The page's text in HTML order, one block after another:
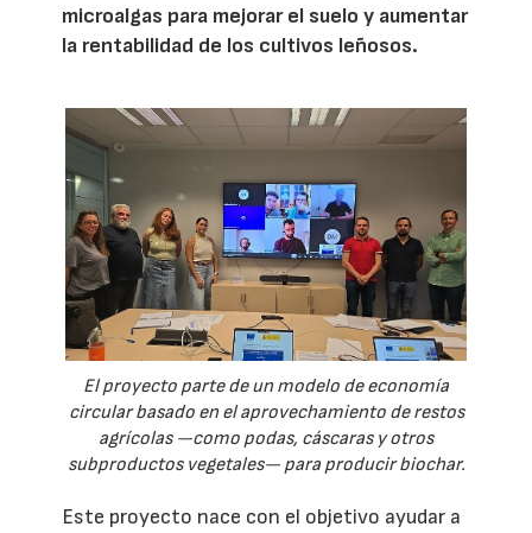
microalgas para mejorar el suelo y aumentar
la rentabilidad de los cultivos leñosos.
El proyecto parte de un modelo de economía
circular basado en el aprovechamiento de restos
agrícolas —como podas, cáscaras y otros
subproductos vegetales— para producir biochar.
Este proyecto nace con el objetivo ayudar a